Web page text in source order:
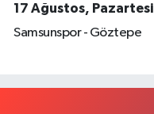
17 Ağustos, Pazartesi
Samsunspor - Göztepe